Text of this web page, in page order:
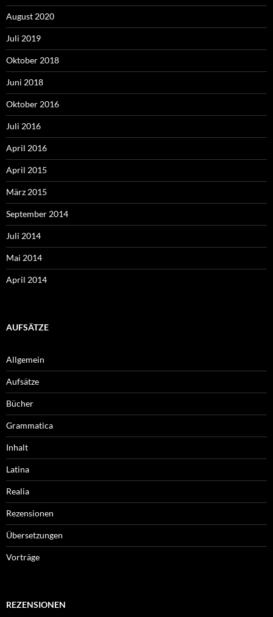
August 2020
Juli 2019
Oktober 2018
Juni 2018
Oktober 2016
Juli 2016
April 2016
April 2015
März 2015
September 2014
Juli 2014
Mai 2014
April 2014
AUFSÄTZE
Allgemein
Aufsätze
Bücher
Grammatica
Inhalt
Latina
Realia
Rezensionen
Übersetzungen
Vorträge
REZENSIONEN